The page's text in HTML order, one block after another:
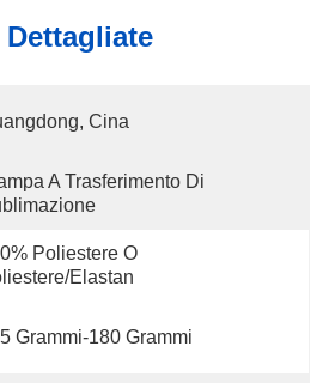
Cina
A Trasferimento Di
Poliestere O
elastan
Grammi-180 Grammi